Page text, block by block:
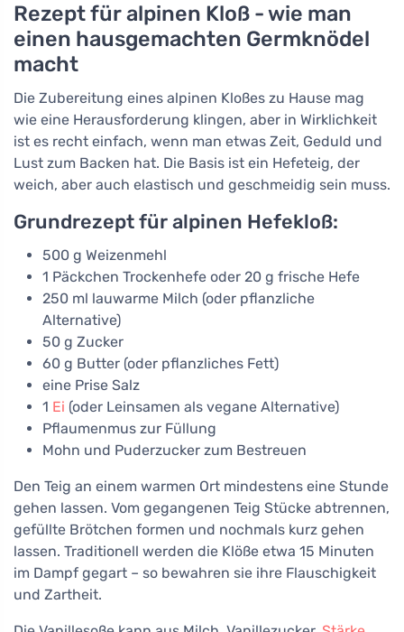
Rezept für alpinen Kloß - wie man
einen hausgemachten Germknödel
macht
Die Zubereitung eines alpinen Kloßes zu Hause mag
wie eine Herausforderung klingen, aber in Wirklichkeit
ist es recht einfach, wenn man etwas Zeit, Geduld und
Lust zum Backen hat. Die Basis ist ein Hefeteig, der
weich, aber auch elastisch und geschmeidig sein muss.
Grundrezept für alpinen Hefekloß:
500 g Weizenmehl
1 Päckchen Trockenhefe oder 20 g frische Hefe
250 ml lauwarme Milch (oder pflanzliche
Alternative)
50 g Zucker
60 g Butter (oder pflanzliches Fett)
eine Prise Salz
1 Ei (oder Leinsamen als vegane Alternative)
Pflaumenmus zur Füllung
Mohn und Puderzucker zum Bestreuen
Den Teig an einem warmen Ort mindestens eine Stunde
gehen lassen. Vom gegangenen Teig Stücke abtrennen,
gefüllte Brötchen formen und nochmals kurz gehen
lassen. Traditionell werden die Klöße etwa 15 Minuten
im Dampf gegart – so bewahren sie ihre Flauschigkeit
und Zartheit.